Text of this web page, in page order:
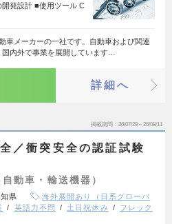
発設計 ■使用ツール C
車メーカーの一社です。自動車および関連
内外で事業を展開しています…
詳細へ
掲載期間 26/07/29～26/08/11
／衝突安全の認証試験
動車・輸送機器）
県
海外展開あり（日系グローバ
英語力不問 土日祝休み
フレック